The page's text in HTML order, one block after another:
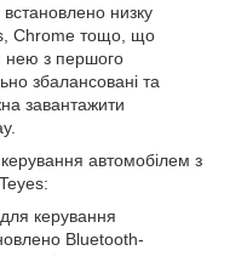
низку
Chrome тощо, що
нею з першого
збалансовані та
завантажити
автомобілем з
керування
Bluetooth-